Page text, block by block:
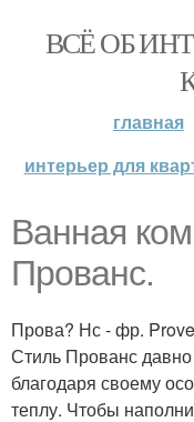
ВСЁ ОБ
главная
интерьер для
Ванная
Прованс.
Прова? Нс - фр.
Стиль Прованс
благодаря своему
теплу. Чтобы